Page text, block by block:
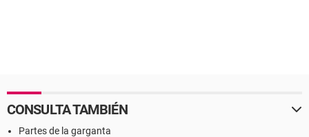
CONSULTA TAMBIÉN
Partes de la garganta